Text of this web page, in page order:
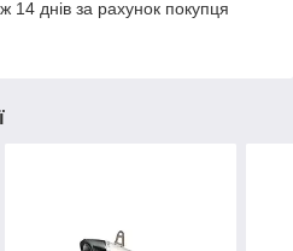
14 днів за рахунок покупця